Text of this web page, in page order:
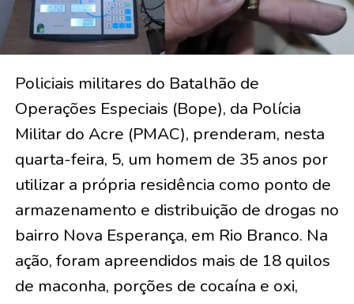
Policiais militares do Batalhão de
Operações Especiais (Bope), da Polícia
Militar do Acre (PMAC), prenderam, nesta
quarta-feira, 5, um homem de 35 anos por
utilizar a própria residência como ponto de
armazenamento e distribuição de drogas no
bairro Nova Esperança, em Rio Branco. Na
ação, foram apreendidos mais de 18 quilos
de maconha, porções de cocaína e oxi,